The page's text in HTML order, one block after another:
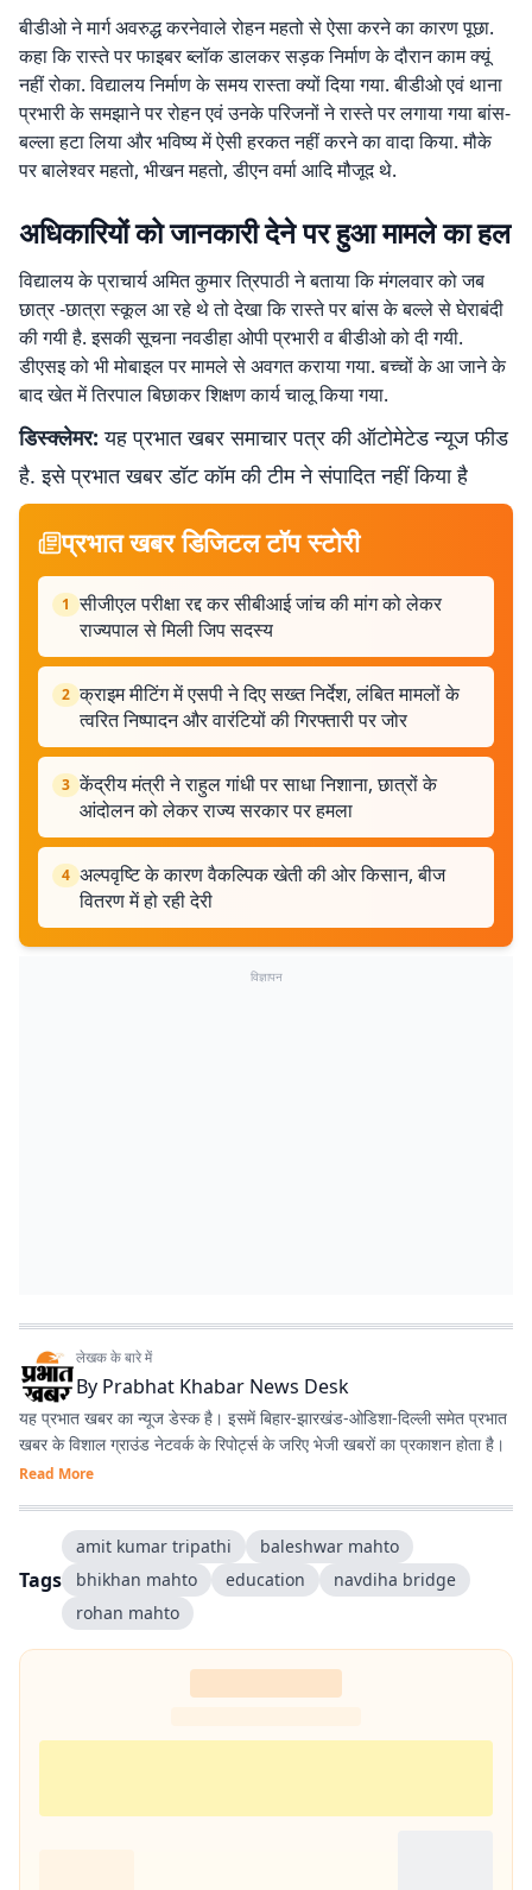
बीडीओ ने मार्ग अवरुद्ध करनेवाले रोहन महतो से ऐसा करने का कारण पूछा.
कहा कि रास्ते पर फाइबर ब्लॉक डालकर सड़क निर्माण के दौरान काम क्यूं
नहीं रोका. विद्यालय निर्माण के समय रास्ता क्यों दिया गया. बीडीओ एवं थाना
प्रभारी के समझाने पर रोहन एवं उनके परिजनों ने रास्ते पर लगाया गया बांस-
बल्ला हटा लिया और भविष्य में ऐसी हरकत नहीं करने का वादा किया. मौके
पर बालेश्वर महतो, भीखन महतो, डीएन वर्मा आदि मौजूद थे.
अधिकारियों को जानकारी देने पर हुआ मामले का हल
विद्यालय के प्राचार्य अमित कुमार त्रिपाठी ने बताया कि मंगलवार को जब
छात्र -छात्रा स्कूल आ रहे थे तो देखा कि रास्ते पर बांस के बल्ले से घेराबंदी
की गयी है. इसकी सूचना नवडीहा ओपी प्रभारी व बीडीओ को दी गयी.
डीएसइ को भी मोबाइल पर मामले से अवगत कराया गया. बच्चों के आ जाने के
बाद खेत में तिरपाल बिछाकर शिक्षण कार्य चालू किया गया.
डिस्क्लेमर: यह प्रभात खबर समाचार पत्र की ऑटोमेटेड न्यूज फीड
है. इसे प्रभात खबर डॉट कॉम की टीम ने संपादित नहीं किया है
प्रभात खबर डिजिटल टॉप स्टोरी
1 सीजीएल परीक्षा रद्द कर सीबीआई जांच की मांग को लेकर
राज्यपाल से मिली जिप सदस्य
2 क्राइम मीटिंग में एसपी ने दिए सख्त निर्देश, लंबित मामलों के
त्वरित निष्पादन और वारंटियों की गिरफ्तारी पर जोर
3 केंद्रीय मंत्री ने राहुल गांधी पर साधा निशाना, छात्रों के
आंदोलन को लेकर राज्य सरकार पर हमला
4 अल्पवृष्टि के कारण वैकल्पिक खेती की ओर किसान, बीज
वितरण में हो रही देरी
विज्ञापन
लेखक के बारे में
By Prabhat Khabar News Desk
यह प्रभात खबर का न्यूज डेस्क है। इसमें बिहार-झारखंड-ओडिशा-दिल्‍ली समेत प्रभात
खबर के विशाल ग्राउंड नेटवर्क के रिपोर्ट्स के जरिए भेजी खबरों का प्रकाशन होता है।
Read More
Tags
amit kumar tripathi
baleshwar mahto
bhikhan mahto
education
navdiha bridge
rohan mahto